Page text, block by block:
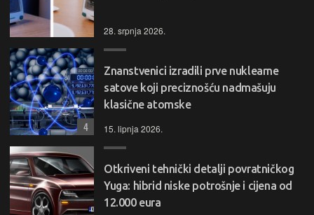
28. srpnja 2026.
Znanstvenici izradili prve nuklearne
satove koji preciznošću nadmašuju
klasične atomske
15. lipnja 2026.
4
Otkriveni tehnički detalji povratničkog
Yuga: hibrid niske potrošnje i cijena od
12.000 eura